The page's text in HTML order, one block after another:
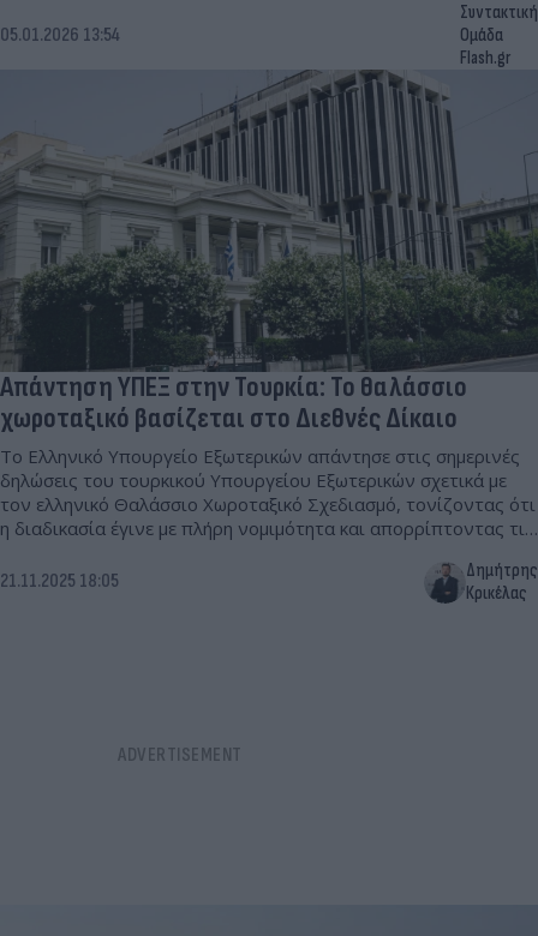
05.01.2026 13:54
Συντακτική
Ομάδα
Flash.gr
Απάντηση ΥΠΕΞ στην Τουρκία: Το θαλάσσιο
χωροταξικό βασίζεται στο Διεθνές Δίκαιο
Το Ελληνικό Υπουργείο Εξωτερικών απάντησε στις σημερινές
δηλώσεις του τουρκικού Υπουργείου Εξωτερικών σχετικά με
τον ελληνικό Θαλάσσιο Χωροταξικό Σχεδιασμό, τονίζοντας ότι
η διαδικασία έγινε με πλήρη νομιμότητα και απορρίπτοντας τις
21.11.2025 18:05
Δημήτρης
Κρικέλας